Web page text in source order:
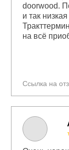
Ссылка на
doorwood.
и так
на всё